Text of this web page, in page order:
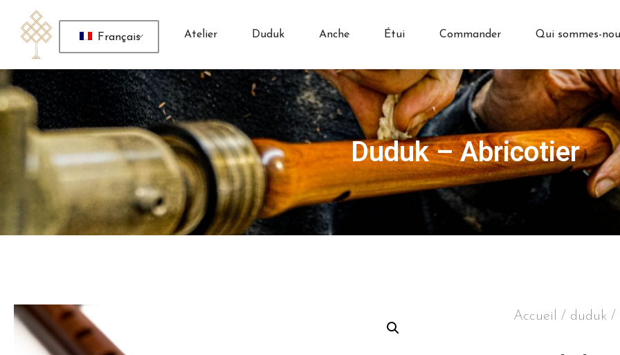
Français Atelier Duduk Anche Étui Commander Qui sommes-
Duduk – Abricotier
Accueil / duduk /